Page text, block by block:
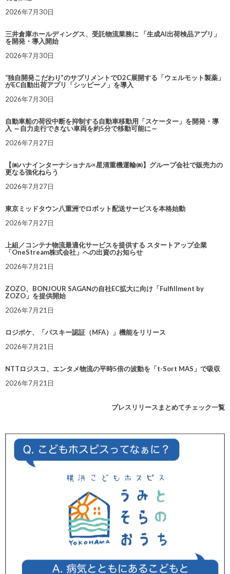
2026年7月30日
三井倉庫ホールディングス、受託物流業務に 「生成AI出荷検品アプリ」
を開発・導入開始
2026年7月30日
“独自開発こだわり”のサプリメントでD2C展開する「ウェルモット製薬」
がEC自動出荷アプリ「シッピーノ」を導入
2026年7月30日
自動車船の荷役中断を抑制する自動車移動用「スケーター」を開発・導
入 ～自力走行できない車両を約5分で移動可能に～
2026年7月27日
【㈱ハナインターナショナル×星清重機運輸㈱】グループ会社で販売力の
更なる強化ねらう
2026年7月27日
東京ミッドタウン八重洲でロボット配送サービスを本格始動
2026年7月27日
上組／コンテナ物流最適化サービスを提供する スタートアップ企業
「OneStream株式会社」への出資のお知らせ
2026年7月21日
ZOZO、BONJOUR SAGANの自社EC拡大に向け「Fulfillment by
ZOZO」を提供開始
2026年7月21日
ロジポケ、「パスキー認証（MFA）」機能をリリース
2026年7月21日
NTTロジスコ、エンタメ物流の平時5倍の波動を「t-Sort MAS」で吸収
2026年7月21日
プレスリリースまとめてチェック一覧